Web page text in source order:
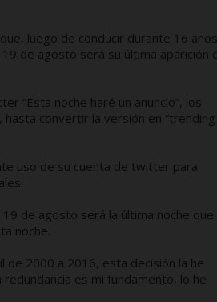
luego de conducir durante 16
de agosto será su última aparición
“Esta noche haré un anuncio”, los
convertir la versión en “trending
uso de su cuenta de twitter para
de agosto será la última noche que
noche.
de 2000 a 2016, esta decisión la he
es mi fundamento, lo he